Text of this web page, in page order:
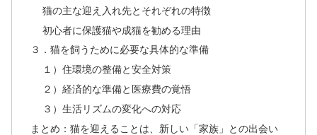
猫の主な迎え入れ先とそれぞれの特徴
初心者に保護猫や成猫を勧める理由
３．猫を飼うために必要な具体的な準備
１）住環境の整備と安全対策
２）経済的な準備と医療費の覚悟
３）生活リズムの変化への対応
まとめ：猫を迎えることは、新しい「家族」との出会い